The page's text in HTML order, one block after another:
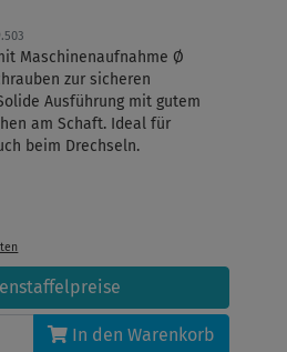
Maschinenaufnahme Ø
zur sicheren
Ausführung mit gutem
am Schaft. Ideal für
beim Drechseln.
In den Warenkorb